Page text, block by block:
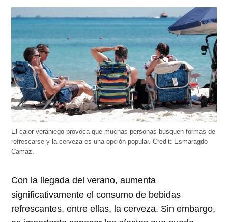
abre
una
ventana
abre
una
abre
una
ventana
abre
una
ventana
nueva)
abre
una
ventana
El calor veraniego provoca que muchas personas busquen formas de
refrescarse y la cerveza es una opción popular.Credit: Esmaragdo
Camaz.
Con la llegada del verano, aumenta
significativamente el consumo de bebidas
refrescantes, entre ellas, la cerveza. Sin embargo,